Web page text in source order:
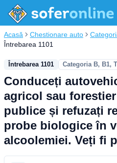
Acasă Chestionare auto
Întrebarea 1101
Întrebarea 1101 Categoria B, B1,
Conduceți
agricol sau
publice și refuzați
probe biologice în
alcoolemiei. Veți fi